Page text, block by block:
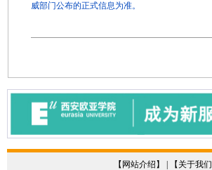
威部门公布的正式信息为准。
【 网站介绍 】 | 【 关于我们